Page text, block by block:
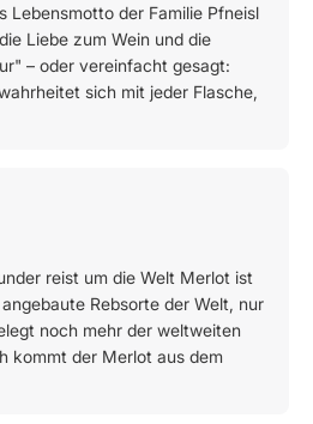
Lebensmotto der Familie Pfneisl
Liebe zum Wein und die
– oder vereinfacht gesagt:
sich mit jeder Flasche,
reist um die Welt Merlot ist
Rebsorte der Welt, nur
noch mehr der weltweiten
kommt der Merlot aus dem